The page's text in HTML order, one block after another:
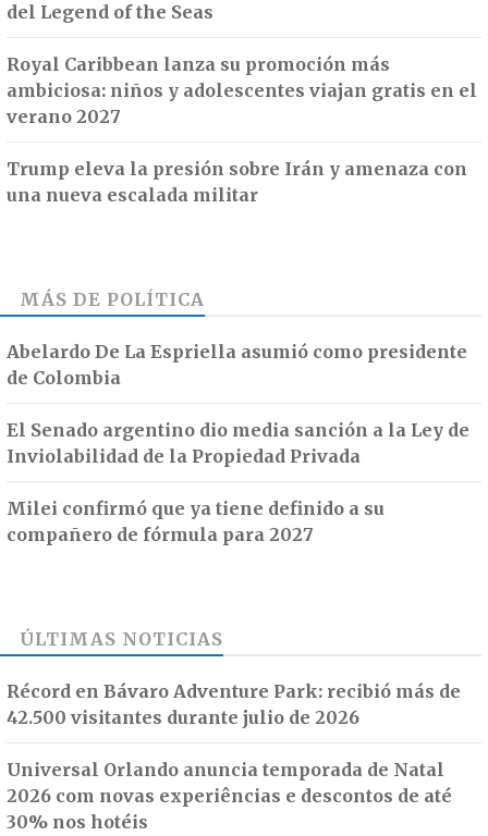
del Legend of the Seas
Royal Caribbean lanza su promoción más
ambiciosa: niños y adolescentes viajan gratis en el
verano 2027
Trump eleva la presión sobre Irán y amenaza con
una nueva escalada militar
MÁS DE POLÍTICA
Abelardo De La Espriella asumió como presidente
de Colombia
El Senado argentino dio media sanción a la Ley de
Inviolabilidad de la Propiedad Privada
Milei confirmó que ya tiene definido a su
compañero de fórmula para 2027
ÚLTIMAS NOTICIAS
Récord en Bávaro Adventure Park: recibió más de
42.500 visitantes durante julio de 2026
Universal Orlando anuncia temporada de Natal
2026 com novas experiências e descontos de até
30% nos hotéis